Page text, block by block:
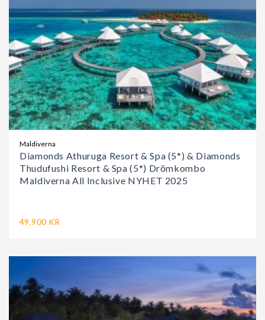
Maldiverna
Diamonds Athuruga Resort & Spa (5*) & Diamonds
Thudufushi Resort & Spa (5*) Drömkombo
Maldiverna All Inclusive NYHET 2025
49.900 KR